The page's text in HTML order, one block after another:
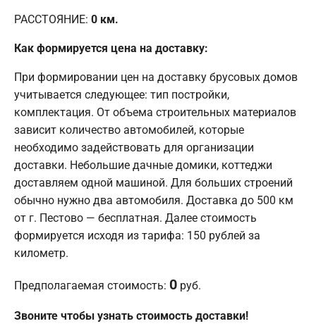
РАССТОЯНИЕ: 0 км.
Как формируется цена на доставку:
При формировании цен на доставку брусовых домов
учитывается следующее: тип постройки,
комплектация. От объема строительных материалов
зависит количество автомобилей, которые
необходимо задействовать для организации
доставки. Небольшие дачные домики, коттеджи
доставляем одной машиной. Для больших строений
обычно нужно два автомобиля. Доставка до 500 км
от г. Пестово — бесплатная. Далее стоимость
формируется исходя из тарифа: 150 рублей за
километр.
Предполагаемая стоимость: 0 руб.
Звоните чтобы узнать стоимость доставки!